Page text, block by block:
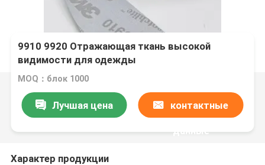
9910 9920 Отражающая ткань высокой
видимости для одежды
MOQ：блок 1000
Лучшая цена контактные
данные
Характер продукции